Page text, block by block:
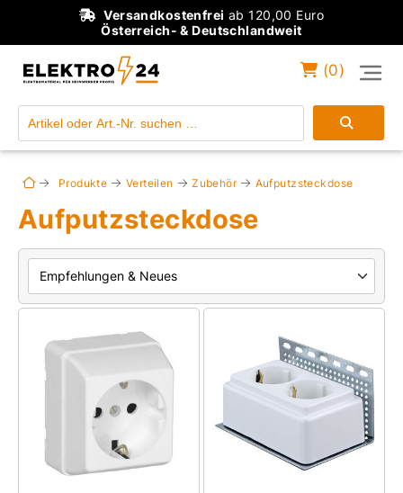
Versandkostenfrei ab 120,00 Euro
Österreich- & Deutschlandweit
Einloggen
(0)
Produkte Verteilen Zubehör Aufputzsteckdose
Aufputzsteckdose